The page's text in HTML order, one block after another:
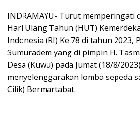
INDRAMAYU- Turut memperingati
Hari Ulang Tahun (HUT)
Indonesia (RI) Ke 78 di tahun 2023,
Sumuradem yang di pimpin H.
Desa (Kuwu) pada Jumat (18/8/2023)
menyelenggarakan lomba sepeda
Cilik) Bermartabat.